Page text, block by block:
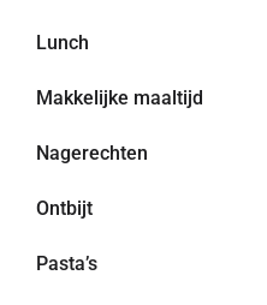
Lunch
Makkelijke maaltijd
Nagerechten
Ontbijt
Pasta’s